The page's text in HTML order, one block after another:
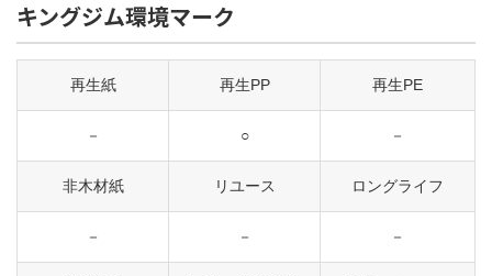
キングジム環境マーク
再生紙 再生PP 再生PE
－ ○ －
非木材紙 リユース ロングライフ
－ － －